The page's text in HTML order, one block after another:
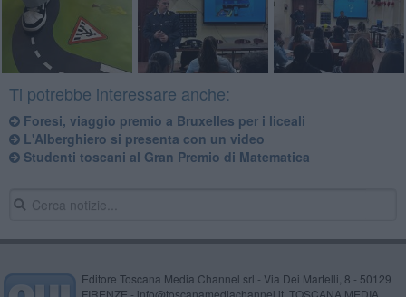
Ti potrebbe interessare anche:
Foresi, viaggio premio a Bruxelles per i liceali
L'Alberghiero si presenta con un video
Studenti toscani al Gran Premio di Matematica
Editore Toscana Media Channel srl - Via Dei Martelli, 8 - 50129
FIRENZE - info@toscanamediachannel.it. TOSCANA MEDIA